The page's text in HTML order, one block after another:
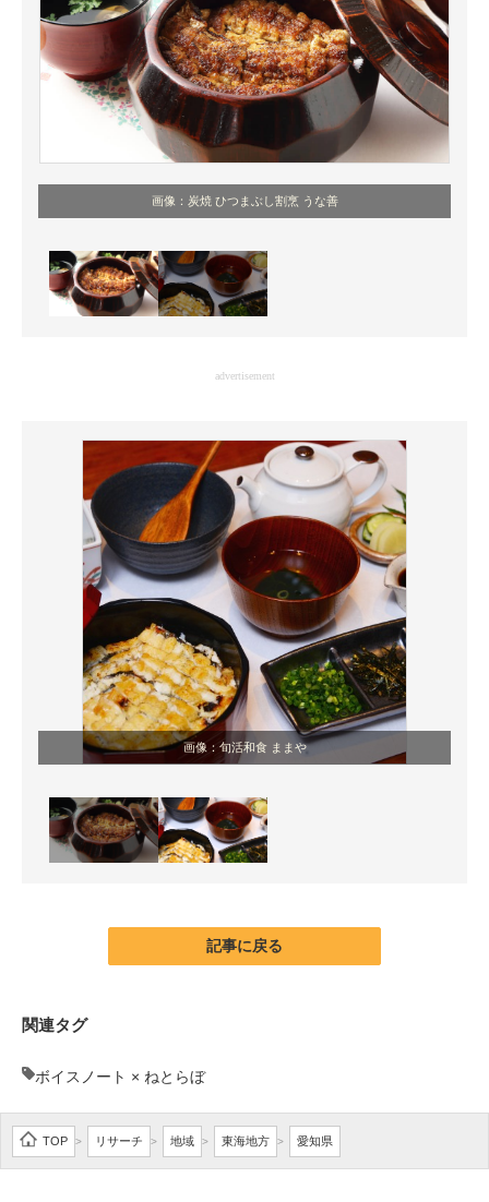
好きが集まる 比べて選べる
ビジネスと働き方のヒント
AI活用のいまが分かる
企業ITのトレンドを詳説
経営リーダーのコミュニティ
マーケ×ITの今がよく分かる
ITエンジニア向け専門サイト
製造業のIT導入・活用を支援
モノづくり技術者専門サイト
エレクトロニクス専門サイト
電子設計の基本と応用
エネルギーの専門メディア
建設×テクノロジーの最前線
ちょっと気になるネットの話題
画像：炭焼 ひつまぶし割烹 うな善
advertisement
画像：旬活和食 ままや
記事に戻る
関連タグ
ボイスノート × ねとらぼ
TOP > リサーチ > 地域 > 東海地方 > 愛知県